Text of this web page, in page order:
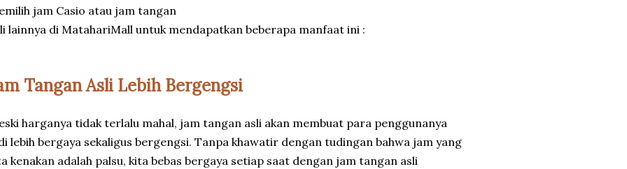
jam Casio atau jam tangan
lainnya di MatahariMall untuk mendapatkan beberapa manfaat ini :
Tangan Asli Lebih Bergengsi
harganya tidak terlalu mahal, jam tangan asli akan membuat para penggunanya
lebih bergaya sekaligus bergengsi. Tanpa khawatir dengan tudingan bahwa jam yang
kenakan adalah palsu, kita bebas bergaya setiap saat dengan jam tangan asli